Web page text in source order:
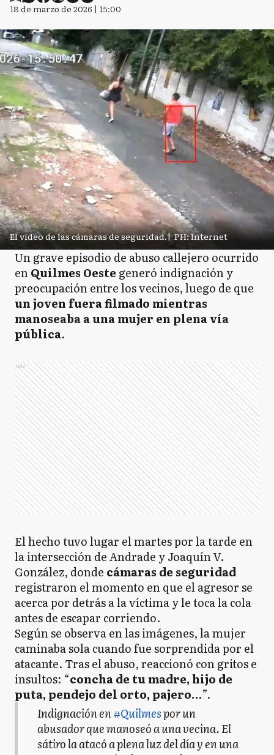
18 de marzo de 2026 | 15:00
El video de las cámaras de seguridad.| PH: Internet
Un grave episodio de abuso callejero ocurrido
enQuilmes Oeste generó indignación y
preocupación entre los vecinos, luego de que
un joven fuera filmado mientras
manoseaba a una mujer en plena vía
pública.
Ads
El hecho tuvo lugar el martes por la tarde en
la intersección de Andrade y Joaquín V.
González, donde cámaras de seguridad
registraron el momento en que el agresor se
acerca por detrás a la víctima y le toca la cola
antes de escapar corriendo.
Según se observa en las imágenes, la mujer
caminaba sola cuando fue sorprendida por el
atacante. Tras el abuso, reaccionó con gritos e
insultos: “concha de tu madre, hijo de
puta, pendejo del orto, pajero…”.
Indignación en#Quilmespor un
abusador que manoseó a una vecina. El
sátiro la atacó a plena luz del día y en una